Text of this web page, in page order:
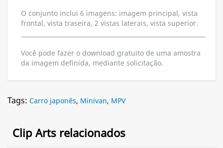
O conjunto inclui 6 imagens: imagem principal, vista
frontal, vista traseira, 2 vistas laterais, vista superior.
Você pode fazer o download gratuito de uma amostra
da imagem definida, mediante solicitação.
Tags: Carro japonês, Minivan, MPV
Clip Arts relacionados